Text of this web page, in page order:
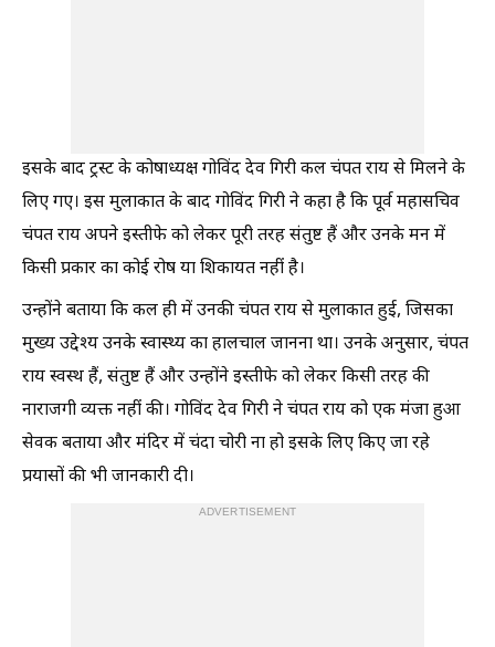
इसके बाद ट्रस्ट के कोषाध्यक्ष गोविंद देव गिरी कल चंपत राय से मिलने के
लिए गए। इस मुलाकात के बाद गोविंद गिरी ने कहा है कि पूर्व महासचिव
चंपत राय अपने इस्तीफे को लेकर पूरी तरह संतुष्ट हैं और उनके मन में
किसी प्रकार का कोई रोष या शिकायत नहीं है।
उन्होंने बताया कि कल ही में उनकी चंपत राय से मुलाकात हुई, जिसका
मुख्य उद्देश्य उनके स्वास्थ्य का हालचाल जानना था। उनके अनुसार, चंपत
राय स्वस्थ हैं, संतुष्ट हैं और उन्होंने इस्तीफे को लेकर किसी तरह की
नाराजगी व्यक्त नहीं की। गोविंद देव गिरी ने चंपत राय को एक मंजा हुआ
सेवक बताया और मंदिर में चंदा चोरी ना हो इसके लिए किए जा रहे
प्रयासों की भी जानकारी दी।
ADVERTISEMENT